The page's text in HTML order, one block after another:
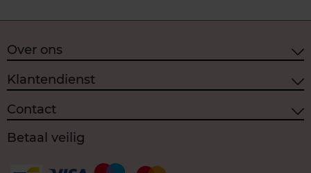
Over ons
Klantendienst
Contact
Betaal veilig